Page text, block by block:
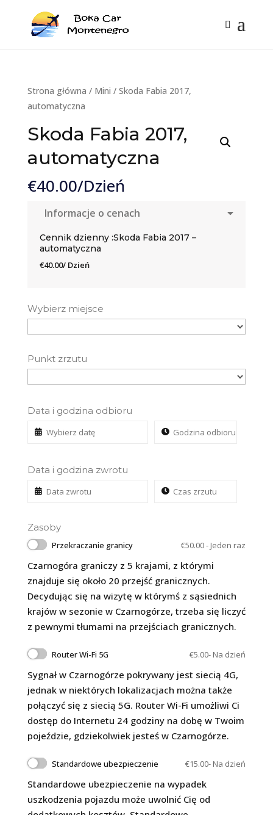
Strona główna / Mini / Skoda Fabia 2017,
automatyczna
Skoda Fabia 2017,
automatyczna
€40.00/Dzień
Informacje o cenach
Cennik dzienny :Skoda Fabia 2017 –
automatyczna
€40.00/ Dzień
Wybierz miejsce
Punkt zrzutu
Data i godzina odbioru
Data i godzina zwrotu
Zasoby
Przekraczanie granicy €50.00- Jeden raz
Czarnogóra graniczy z 5 krajami, z którymi
znajduje się około 20 przejść granicznych.
Decydując się na wizytę w którymś z sąsiednich
krajów w sezonie w Czarnogórze, trzeba się liczyć
z pewnymi tłumami na przejściach granicznych.
Router Wi-Fi 5G €5.00- Na dzień
Sygnał w Czarnogórze pokrywany jest siecią 4G,
jednak w niektórych lokalizacjach można także
połączyć się z siecią 5G. Router Wi-Fi umożliwi Ci
dostęp do Internetu 24 godziny na dobę w Twoim
pojeździe, gdziekolwiek jesteś w Czarnogórze.
Standardowe ubezpieczenie €15.00- Na dzień
Standardowe ubezpieczenie na wypadek
uszkodzenia pojazdu może uwolnić Cię od